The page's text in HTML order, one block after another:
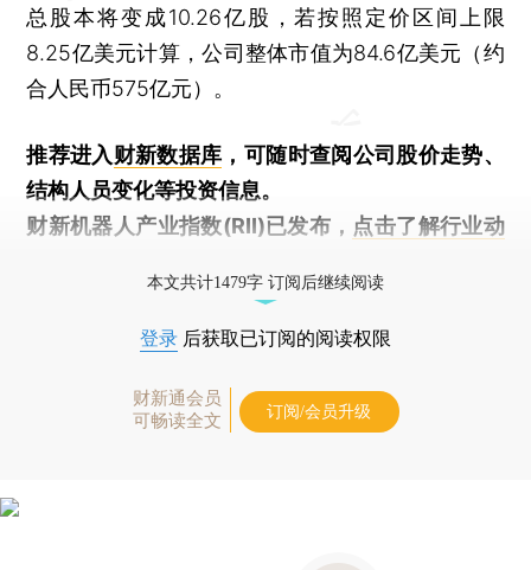
总股本将变成10.26亿股，若按照定价区间上限
8.25亿美元计算，公司整体市值为84.6亿美元（约
合人民币575亿元）。
推荐进入财新数据库 ，可随时查阅公司股价走势、
结构人员变化等投资信息。
财新机器人产业指数(RII)已发布， 点击了解行业动
本文共计1479字 订阅后继续阅读
登录 后获取已订阅的阅读权限
财新通会员
可畅读全文
订阅/会员升级